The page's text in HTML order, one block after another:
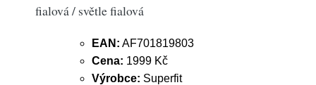
fialová / světle fialová
EAN: AF701819803
Cena: 1999 Kč
Výrobce: Superfit